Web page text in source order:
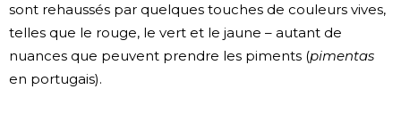
sont rehaussés par quelques touches de couleurs vives,
telles que le rouge, le vert et le jaune – autant de
nuances que peuvent prendre les piments (pimentas
en portugais).